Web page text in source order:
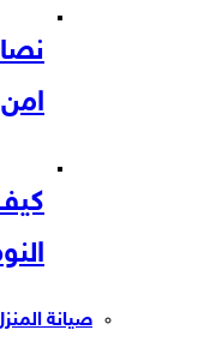
امن
صيانة